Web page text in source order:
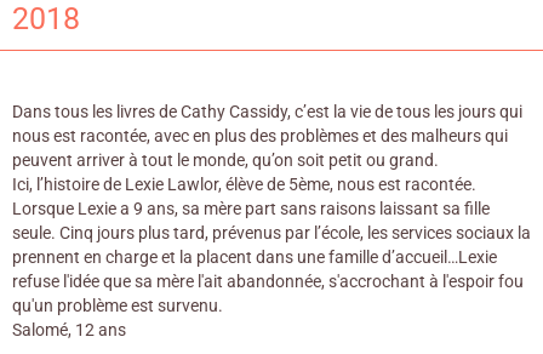
2018
Dans tous les livres de Cathy Cassidy, c’est la vie de tous les jours qui
nous est racontée, avec en plus des problèmes et des malheurs qui
peuvent arriver à tout le monde, qu’on soit petit ou grand.
Ici, l’histoire de Lexie Lawlor, élève de 5ème, nous est racontée.
Lorsque Lexie a 9 ans, sa mère part sans raisons laissant sa fille
seule. Cinq jours plus tard, prévenus par l’école, les services sociaux la
prennent en charge et la placent dans une famille d’accueil…Lexie
refuse l'idée que sa mère l'ait abandonnée, s'accrochant à l'espoir fou
qu'un problème est survenu.
Salomé, 12 ans